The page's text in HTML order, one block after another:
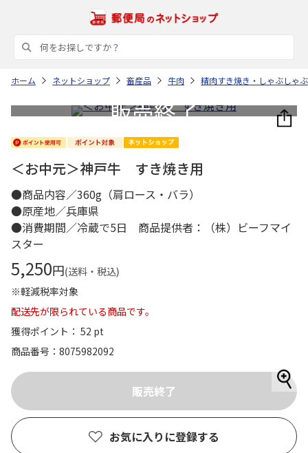
ホーム ネットショップ 畜産品 牛肉 精肉すき焼き・しゃぶしゃ
＜お中元＞神戸牛 すき焼き用
●商品内容／360g（肩ロース・バラ）
●原産地／兵庫県
●消費期間／冷蔵で5日 商品提供者：（株）ビーフマイ
スター
5,250円(送料・税込)
※軽減税率対象
配送先が限られている商品です。
獲得ポイント： 52 pt
商品番号
8075982092
お気に入りに登録する